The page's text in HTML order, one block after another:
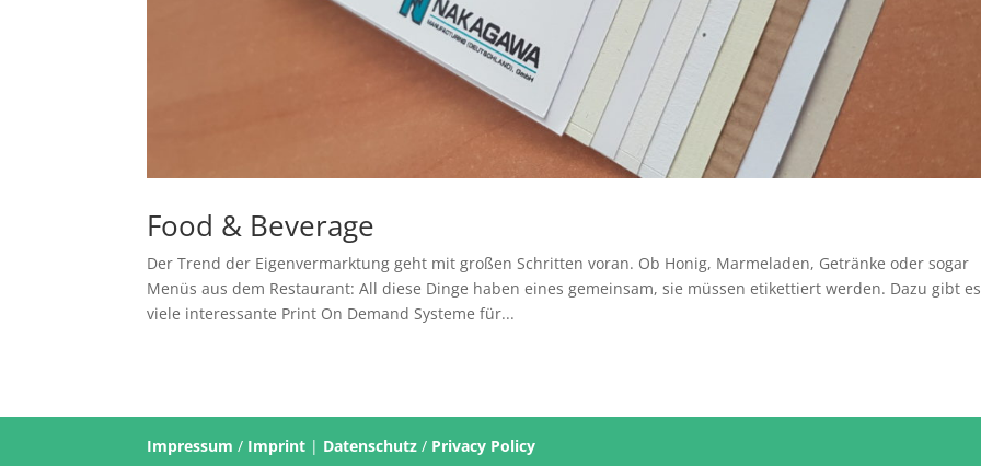
Food & Beverage
Der Trend der Eigenvermarktung geht mit großen Schritten voran. Ob Honig, Marmeladen, Getränke oder sogar
Menüs aus dem Restaurant: All diese Dinge haben eines gemeinsam, sie müssen etikettiert werden. Dazu gibt es
viele interessante Print On Demand Systeme für...
Impressum / Imprint | Datenschutz / Privacy Policy